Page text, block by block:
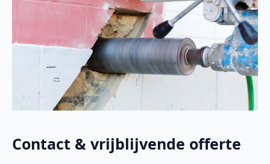
Contact & vrijblijvende offerte